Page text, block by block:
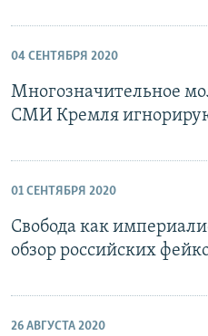
04 СЕНТЯБРЯ 2020
Многозначительное
СМИ Кремля
01 СЕНТЯБРЯ 2020
Свобода как
обзор российских
26 АВГУСТА 2020